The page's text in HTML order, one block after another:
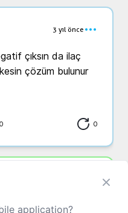
3 yıl önce
çıksın da ilaç
çözüm bulunur
0 0
ile iletişime
application?